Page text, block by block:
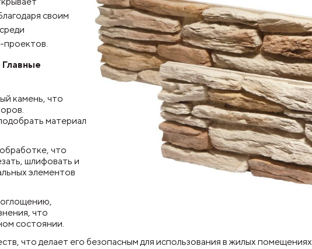
своим
камень, что
материал
что
шлифовать и
элементов
что
состоянии.
что делает его безопасным для использования в жилых помещениях.